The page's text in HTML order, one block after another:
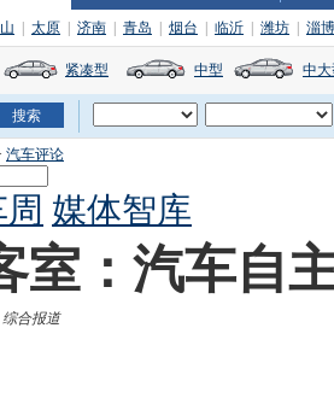
太原 济南 青岛 烟台 临沂 潍坊 淄博
紧凑型 中型 中
汽车评论
媒体智库
室：汽车自
合报道